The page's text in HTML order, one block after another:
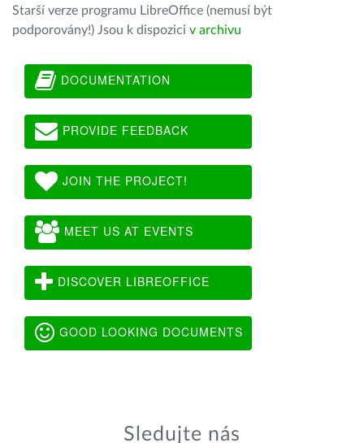
Starší verze programu LibreOffice (nemusí být
podporovány!) Jsou k dispozici v archivu
DOCUMENTATION
PROVIDE FEEDBACK
JOIN THE PROJECT!
MEET US AT EVENTS
DISCOVER LIBREOFFICE
GOOD LOOKING DOCUMENTS
Sledujte nás